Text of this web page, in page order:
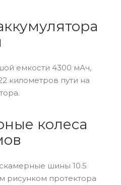
емкости 4300 мАч,
километров пути на
колеса
шины 10.5
рисунком протектора